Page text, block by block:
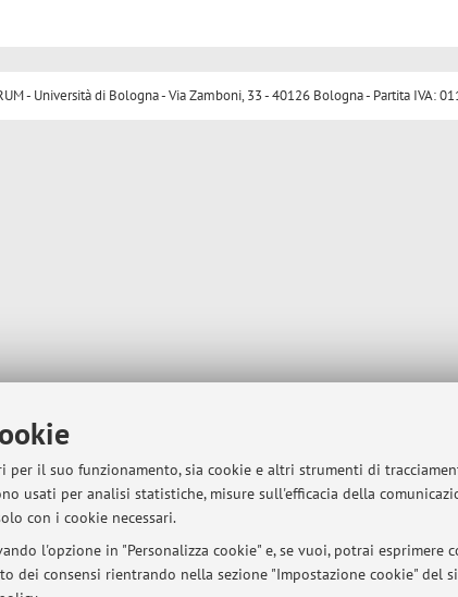
per il suo funzionamento, sia cookie e altri strumenti di
usati per analisi statistiche, misure sull'efficacia della
con i cookie necessari.
l'opzione in "Personalizza cookie" e, se vuoi, potrai esprimere
dei consensi rientrando nella sezione "Impostazione cookie" del
- Università di Bologna - Via Zamboni, 33 - 40126 Bologna - Partita IVA: